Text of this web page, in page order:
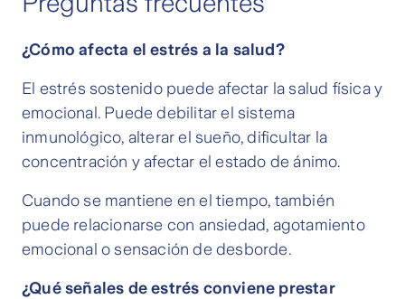
¿Cómo afecta el estrés a la salud?
El estrés sostenido puede afectar la salud física y
emocional. Puede debilitar el sistema
inmunológico, alterar el sueño, dificultar la
concentración y afectar el estado de ánimo.
Cuando se mantiene en el tiempo, también
puede relacionarse con ansiedad, agotamiento
emocional o sensación de desborde.
¿Qué señales de estrés conviene prestar